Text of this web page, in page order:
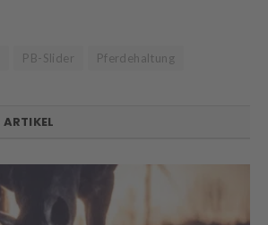
PB-Slider Pferdehaltung